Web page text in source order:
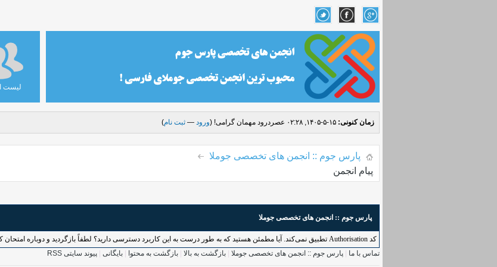
لیست
زمان کنونی: ۱۵-۵-۱۴۰۵, ۰۲:۲۸ عصر درود مهمان گرامی! (ورود — ثبت نام)
پارس جوم :: انجمن های تخصصی جوملا
پیام انجمن
پارس جوم :: انجمن های تخصصی جوملا
کد Authorisation تطبیق نمی‌کند. آیا مطمئن هستید که به طور درست به این کاربرد دسترسی دارید؟ لطفاً بازگردید و دوباره امتحان کنید.
تماس با ما
پارس جوم :: انجمن های تخصصی جوملا بازگشت به بالا بازگشت به محتوا بایگانی پیوند سایتی RSS